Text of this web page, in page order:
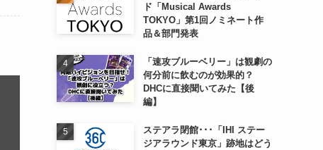
ド「Musical Awards
TOKYO」第1回ノミネート作
品＆部門発表
「速攻ブルーベリー」は観劇の
何分前に飲むのが効果的？
DHCに直接聞いてみた【後
編】
ステアラ閉館･･･「IHI ステー
ジアラウンド東京」跡地はどう